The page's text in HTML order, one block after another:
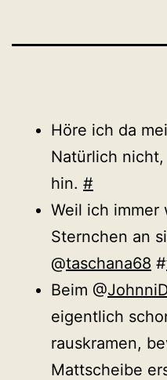
Höre ich da
Natürlich
hin. #
Weil ich immer
Sternchen an
@taschana68 #
Beim @
eigentlich
rauskramen,
Mattscheibe